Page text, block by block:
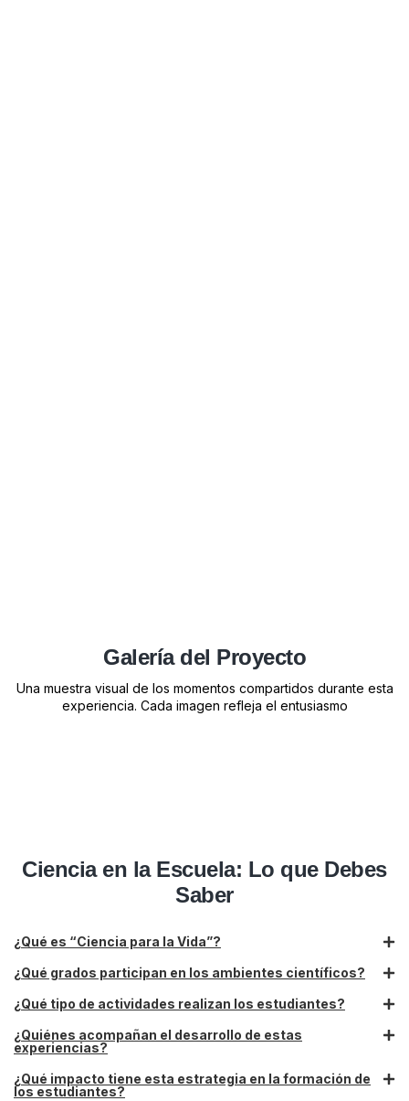
Galería del Proyecto
Una muestra visual de los momentos compartidos durante esta
experiencia. Cada imagen refleja el entusiasmo
Ciencia en la Escuela: Lo que Debes
Saber
¿Qué es “Ciencia para la Vida”?
¿Qué grados participan en los ambientes científicos?
¿Qué tipo de actividades realizan los estudiantes?
¿Quiénes acompañan el desarrollo de estas
experiencias?
¿Qué impacto tiene esta estrategia en la formación de
los estudiantes?